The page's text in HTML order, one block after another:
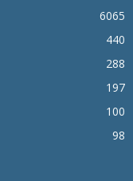
6065
440
288
197
100
98